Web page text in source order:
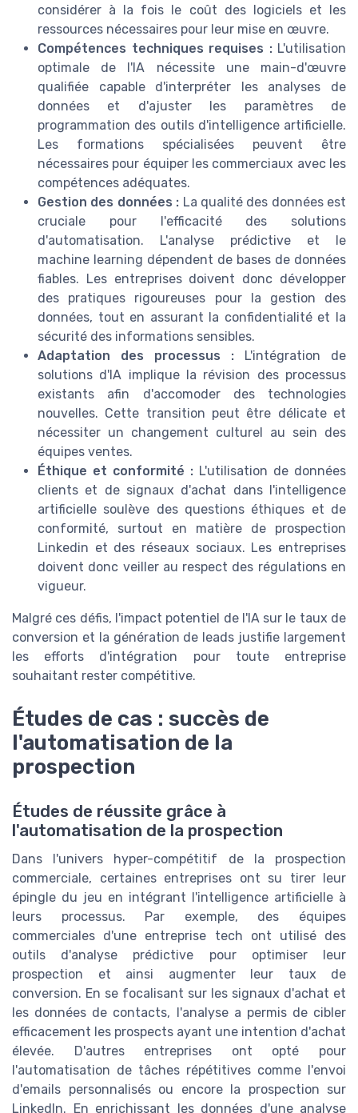
considérer à la fois le coût des logiciels et les
ressources nécessaires pour leur mise en œuvre.
Compétences techniques requises :L'utilisation
optimale de l'IA nécessite une main-d'œuvre
qualifiée capable d'interpréter les analyses de
données et d'ajuster les paramètres de
programmation des outils d'intelligence artificielle.
Les formations spécialisées peuvent être
nécessaires pour équiper les commerciaux avec les
compétences adéquates.
Gestion des données : La qualité des données est
cruciale pour l'efficacité des solutions
d'automatisation. L'analyse prédictive et le
machine learning dépendent de bases de données
fiables. Les entreprises doivent donc développer
des pratiques rigoureuses pour la gestion des
données, tout en assurant la confidentialité et la
sécurité des informations sensibles.
Adaptation des processus : L'intégration de
solutions d'IA implique la révision des processus
existants afin d'accomoder des technologies
nouvelles. Cette transition peut être délicate et
nécessiter un changement culturel au sein des
équipes ventes.
Éthique et conformité : L'utilisation de données
clients et de signaux d'achat dans l'intelligence
artificielle soulève des questions éthiques et de
conformité, surtout en matière de prospection
Linkedin et des réseaux sociaux. Les entreprises
doivent donc veiller au respect des régulations en
vigueur.
Malgré ces défis, l'impact potentiel de l'IA sur le taux de
conversion et la génération de leads justifie largement
les efforts d'intégration pour toute entreprise
souhaitant rester compétitive.
Études de cas : succès de
l'automatisation de la
prospection
Études de réussite grâce à
l'automatisation de la prospection
Dans l'univers hyper-compétitif de la prospection
commerciale, certaines entreprises ont su tirer leur
épingle du jeu en intégrant l'intelligence artificielle à
leurs processus. Par exemple, des équipes
commerciales d'une entreprise tech ont utilisé des
outils d'analyse prédictive pour optimiser leur
prospection et ainsi augmenter leur taux de
conversion. En se focalisant sur les signaux d'achat et
les données de contacts, l'analyse a permis de cibler
efficacement les prospects ayant une intention d'achat
élevée. D'autres entreprises ont opté pour
l'automatisation de tâches répétitives comme l'envoi
d'emails personnalisés ou encore la prospection sur
LinkedIn. En enrichissant les données d'une analyse